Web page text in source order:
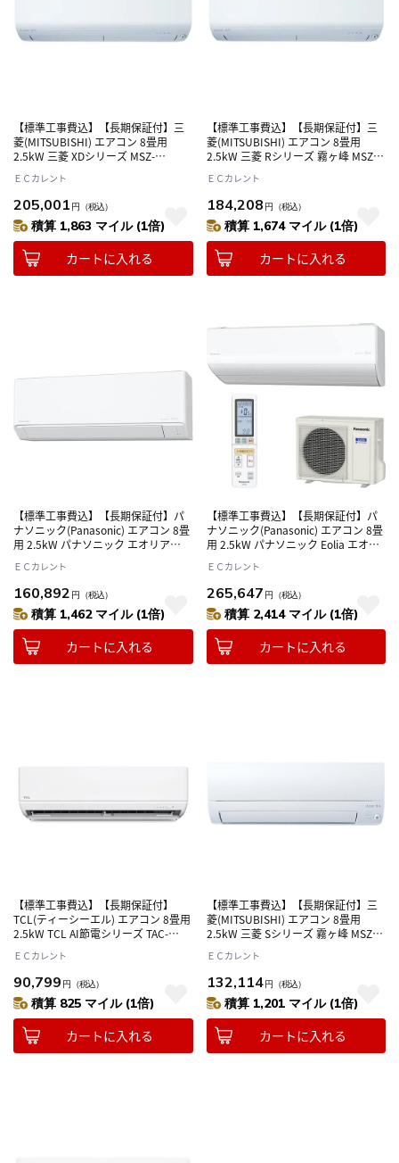
【標準工事費込】【長期保証付】三
菱(MITSUBISHI) エアコン 8畳用
2.5kW 三菱 XDシリーズ MSZ-
ＥＣカレント
205,001 円 （税込）
積算 1,863 マイル (1倍)
カートに入れる
【標準工事費込】【長期保証付】三
菱(MITSUBISHI) エアコン 8畳用
2.5kW 三菱 Rシリーズ 霧ヶ峰 MSZ-
ＥＣカレント
184,208 円 （税込）
積算 1,674 マイル (1倍)
カートに入れる
【標準工事費込】【長期保証付】パ
ナソニック(Panasonic) エアコン 8畳
用 2.5kW パナソニック エオリア
ト 電源100V
ＥＣカレント
160,892 円 （税込）
積算 1,462 マイル (1倍)
カートに入れる
【標準工事費込】【長期保証付】パ
ナソニック(Panasonic) エアコン 8畳
用 2.5kW パナソニック Eolia エオリ
電源100V
ＥＣカレント
265,647 円 （税込）
積算 2,414 マイル (1倍)
カートに入れる
【標準工事費込】【長期保証付】
TCL(ティーシーエル) エアコン 8畳用
2.5kW TCL AI節電シリーズ TAC-
ＥＣカレント
90,799 円 （税込）
積算 825 マイル (1倍)
カートに入れる
【標準工事費込】【長期保証付】三
菱(MITSUBISHI) エアコン 8畳用
2.5kW 三菱 Sシリーズ 霧ヶ峰 MSZ-
ＥＣカレント
132,114円 （税込）
積算 1,201 マイル (1倍)
カートに入れる